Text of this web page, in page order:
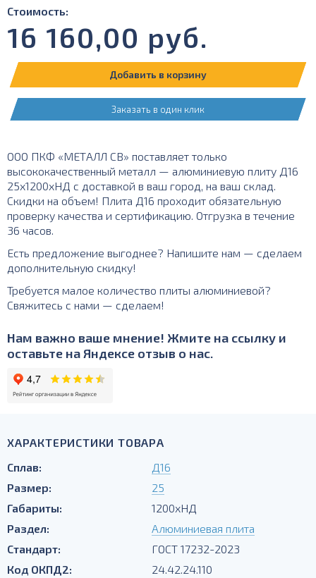
Стоимость:
16 160,00 руб.
Добавить в корзину
Заказать в один клик
ООО ПКФ «МЕТАЛЛ СВ» поставляет только
высококачественный металл — алюминиевую плиту Д16
25х1200хНД с доставкой в ваш город, на ваш склад.
Скидки на объем! Плита Д16 проходит обязательную
проверку качества и сертификацию. Отгрузка в течение
36 часов.
Есть предложение выгоднее? Напишите нам — сделаем
дополнительную скидку!
Требуется малое количество плиты алюминиевой?
Свяжитесь с нами — сделаем!
Нам важно ваше мнение! Жмите на ссылку и
оставьте на Яндексе отзыв о нас.
ХАРАКТЕРИСТИКИ ТОВАРА
Сплав:
Д16
Размер:
25
Габариты:
1200хНД
Раздел:
Алюминиевая плита
Стандарт:
ГОСТ 17232-2023
Код ОКПД2:
24.42.24.110